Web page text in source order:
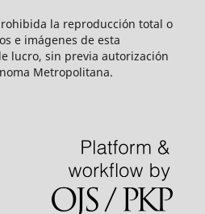
la reproducción total o
e imágenes de esta
lucro, sin previa autorización
Metropolitana.